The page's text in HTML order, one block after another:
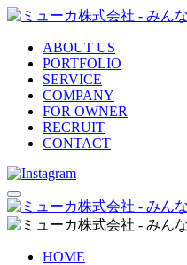
ABOUT US
PORTFOLIO
SERVICE
COMPANY
FOR OWNER
RECRUIT
CONTACT
HOME